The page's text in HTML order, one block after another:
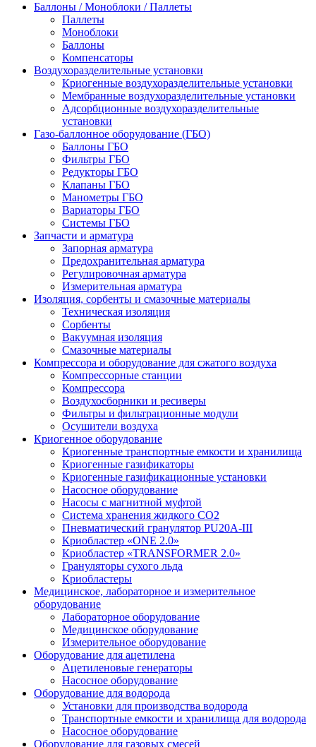
Баллоны / Моноблоки / Паллеты
Паллеты
Моноблоки
Баллоны
Компенсаторы
Воздухоразделительные установки
Криогенные воздухоразделительные установки
Мембранные воздухоразделительные установки
Адсорбционные воздухоразделительные
установки
Газо-баллонное оборудование (ГБО)
Баллоны ГБО
Фильтры ГБО
Редукторы ГБО
Клапаны ГБО
Манометры ГБО
Вариаторы ГБО
Системы ГБО
Запчасти и арматура
Запорная арматура
Предохранительная арматура
Регулировочная арматура
Измерительная арматура
Изоляция, сорбенты и смазочные материалы
Техническая изоляция
Сорбенты
Вакуумная изоляция
Смазочные материалы
Компрессора и оборудование для сжатого воздуха
Компрессорные станции
Компрессора
Воздухосборники и ресиверы
Фильтры и фильтрационные модули
Осушители воздуха
Криогенное оборудование
Криогенные транспортные емкости и хранилища
Криогенные газификаторы
Криогенные газификационные установки
Насосное оборудование
Насосы с магнитной муфтой
Система хранения жидкого CO2
Пневматический гранулятор PU20A-III
Криобластер «ONE 2.0»
Криобластер «TRANSFORMER 2.0»
Грануляторы сухого льда
Криобластеры
Медицинское, лабораторное и измерительное
оборудование
Лабораторное оборудование
Медицинское оборудование
Измерительное оборудование
Оборудование для ацетилена
Ацетиленовые генераторы
Насосное оборудование
Оборудование для водорода
Установки для производства водорода
Транспортные емкости и хранилища для водорода
Насосное оборудование
Оборудование для газовых смесей